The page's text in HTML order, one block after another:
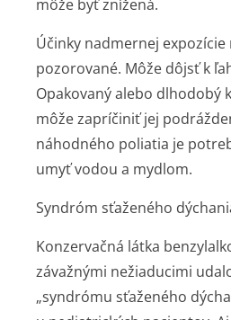
môže byť znížená.
Účinky nadmernej
pozorované. Môže dôjsť k
Opakovaný alebo dlhodobý
môže zapríčiniť jej
náhodného poliatia je
umyť vodou a mydlom.
Syndróm sťaženého
Konzervačná látka
závažnými nežiaducimi
„syndrómu sťaženého